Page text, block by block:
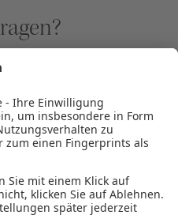
beantworten Ihnen
Gründung,